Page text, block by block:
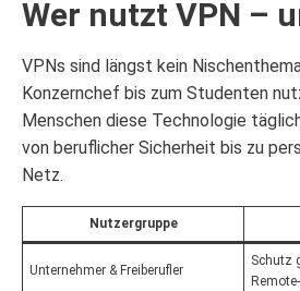
Wer nutzt VPN –
VPNs sind längst kein
Konzernchef bis zum Studenten
Menschen diese Technologie
von beruflicher Sicherheit bis zu
Netz.
Nutzergruppe
Unternehmer & Freiberufler
Schutz